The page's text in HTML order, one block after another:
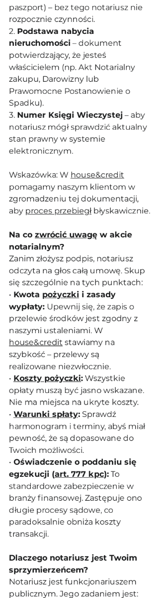
paszport) – bez tego notariusz nie
rozpocznie czynności.
2. Podstawa nabycia
nieruchomości – dokument
potwierdzający, że jesteś
właścicielem (np. Akt Notarialny
zakupu, Darowizny lub
Prawomocne Postanowienie o
Spadku).
3. Numer Księgi Wieczystej – aby
notariusz mógł sprawdzić aktualny
stan prawny w systemie
elektronicznym.
Wskazówka: W house&credit
pomagamy naszym klientom w
zgromadzeniu tej dokumentacji,
aby proces przebiegł błyskawicznie.
Na co zwrócić uwagę w akcie
notarialnym?
Zanim złożysz podpis, notariusz
odczyta na głos całą umowę. Skup
się szczególnie na tych punktach:
• Kwota pożyczki i zasady
wypłaty: Upewnij się, że zapis o
przelewie środków jest zgodny z
naszymi ustaleniami. W
house&credit stawiamy na
szybkość – przelewy są
realizowane niezwłocznie.
• Koszty pożyczki: Wszystkie
opłaty muszą być jasno wskazane.
Nie ma miejsca na ukryte koszty.
• Warunki spłaty: Sprawdź
harmonogram i terminy, abyś miał
pewność, że są dopasowane do
Twoich możliwości.
• Oświadczenie o poddaniu się
egzekucji (art. 777 kpc): To
standardowe zabezpieczenie w
branży finansowej. Zastępuje ono
długie procesy sądowe, co
paradoksalnie obniża koszty
transakcji.
Dlaczego notariusz jest Twoim
sprzymierzeńcem?
Notariusz jest funkcjonariuszem
publicznym. Jego zadaniem jest: